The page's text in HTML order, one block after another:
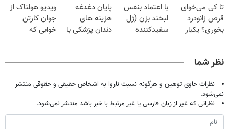
میلیون تومان!!!
صحبت کنید)
تا کی می‌خوای
قرص زانودرد
بخوری؟ یکبار
با اعتماد بنفس
لبخند بزن (ژل
سفیدکننده
پایان دغدغه
هزینه های
دندان پزشکی با
ویدیو هولناک از
جوان کارتن
خوابی که
نظر شما
نظرات حاوی توهین و هرگونه نسبت ناروا به اشخاص حقیقی و حقوقی منتشر
نمی‌شود.
نظراتی که غیر از زبان فارسی یا غیر مرتبط با خبر باشد منتشر نمی‌شود.